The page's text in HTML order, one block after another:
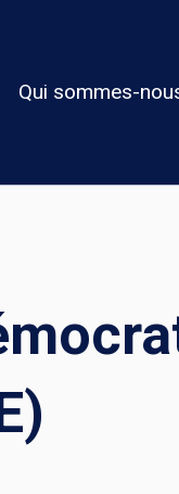
Qui sommes-